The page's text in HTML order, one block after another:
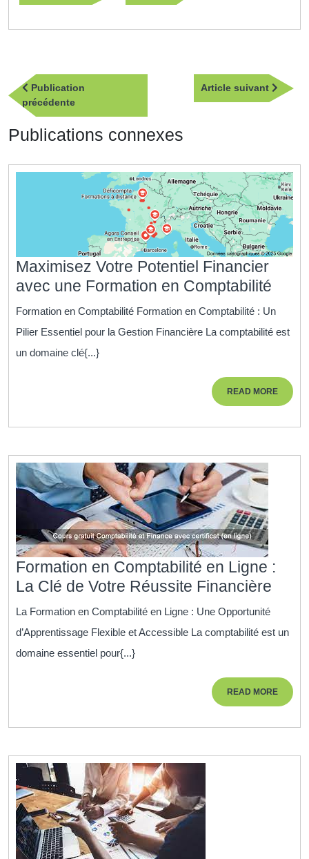
Navigation
de
l’article
Publication
précédentePublication
précédente
Article suivant
Article
Publications connexes
Maximisez Votre Potentiel Financier
avec une Formation en Comptabilité
une
Formation en Comptabilité Formation en Comptabilité : Un
Pilier Essentiel pour la Gestion Financière La comptabilité est
un domaine clé{...}
READ MOREREAD
MORE
Formation en Comptabilité en Ligne :
La Clé de Votre Réussite Financière
:
La
Votre
La Formation en Comptabilité en Ligne : Une Opportunité
d’Apprentissage Flexible et Accessible La comptabilité est un
domaine essentiel pour{...}
READ MOREREAD
MORE